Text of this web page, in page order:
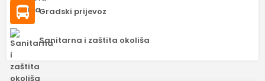
Gradski prijevoz
Sanitarna i zaštita okoliša